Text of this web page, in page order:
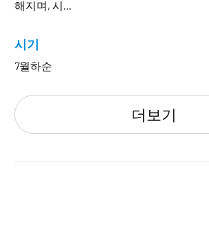
해지며, 시...
시기
7월하순
더보기